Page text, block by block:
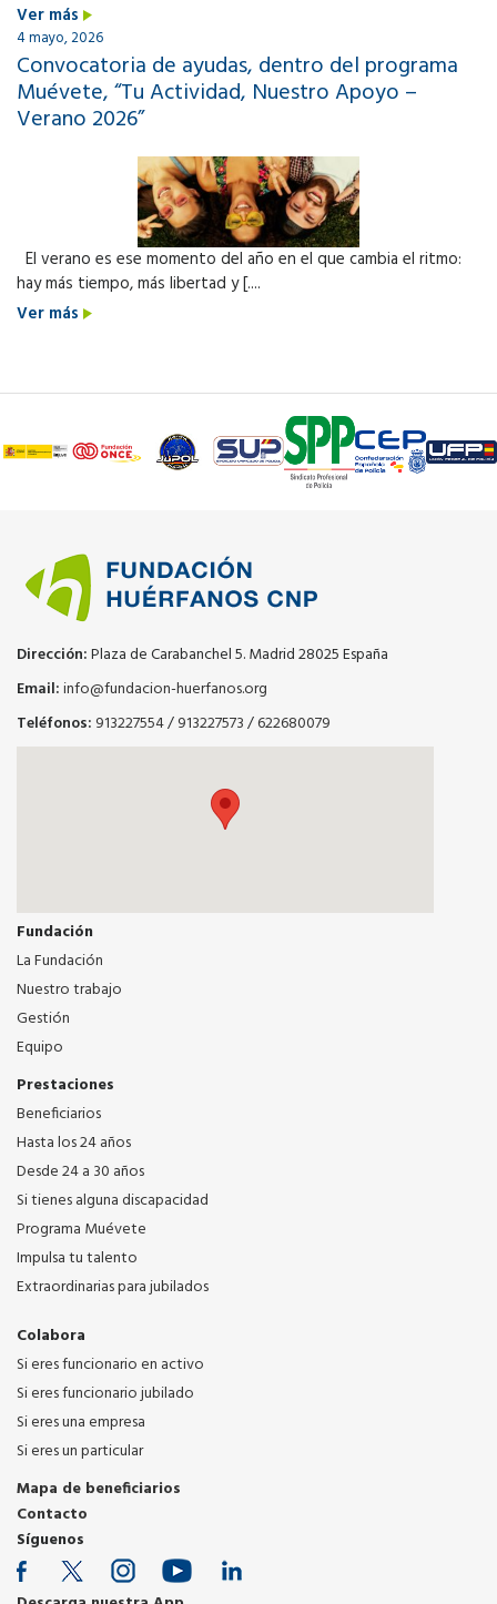
Ver más
4 mayo, 2026
Convocatoria de ayudas, dentro del programa
Muévete, “Tu Actividad, Nuestro Apoyo –
Verano 2026”
El verano es ese momento del año en el que cambia el ritmo:
hay más tiempo, más libertad y [....
Ver más
Dirección:Plaza de Carabanchel 5. Madrid 28025 España
Email:info@fundacion-huerfanos.org
Teléfonos: 913227554/913227573/622680079
Fundación
La Fundación
Nuestro trabajo
Gestión
Equipo
Prestaciones
Beneficiarios
Hasta los 24 años
Desde 24 a 30 años
Si tienes alguna discapacidad
Programa Muévete
Impulsa tu talento
Extraordinarias para jubilados
Colabora
Si eres funcionario en activo
Si eres funcionario jubilado
Si eres una empresa
Si eres un particular
Mapa de beneficiarios
Contacto
Síguenos